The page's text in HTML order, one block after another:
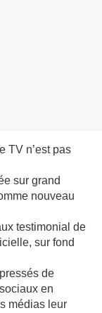
TV n’est pas
sur grand
nouveau
testimonial de
sur fond
de
en
médias leur